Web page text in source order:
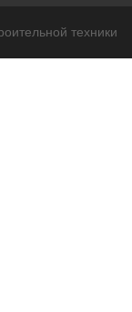
техники